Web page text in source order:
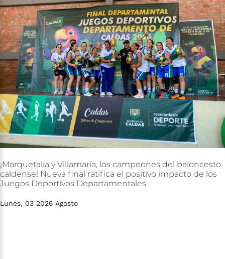
¡Marquetalia y Villamaría, los campeones del baloncesto
caldense! Nueva final ratifica el positivo impacto de los
Juegos Deportivos Departamentales
Lunes, 03 2026 Agosto